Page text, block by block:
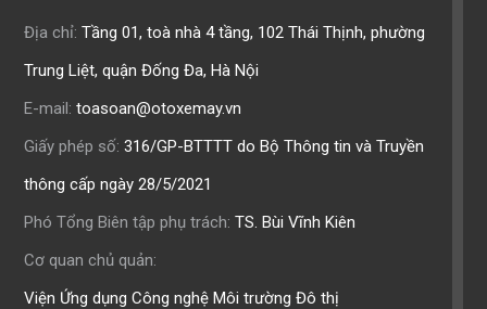
Địa chỉ: Tầng 01, toà nhà 4 tầng, 102 Thái Thịnh, phường
Trung Liệt, quận Đống Đa, Hà Nội
E-mail: toasoan@otoxemay.vn
Giấy phép số: 316/GP-BTTTT do Bộ Thông tin và Truyền
thông cấp ngày 28/5/2021
Phó Tổng Biên tập phụ trách: TS. Bùi Vĩnh Kiên
Cơ quan chủ quản:
Viện Ứng dụng Công nghệ Môi trường Đô thị